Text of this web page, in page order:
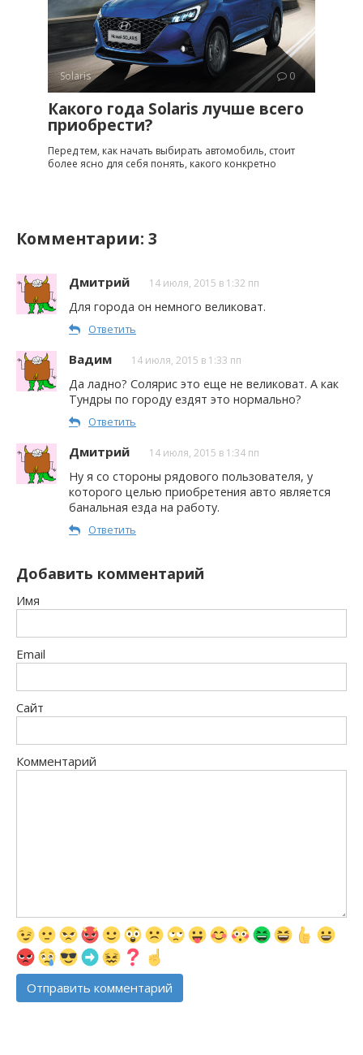
Solaris 0
Какого года Solaris лучше всего
приобрести?
Перед тем, как начать выбирать автомобиль, стоит
более ясно для себя понять, какого конкретно
Комментарии: 3
Дмитрий 14 июля, 2015 в 1:32 пп
Для города он немного великоват.
Ответить
Вадим 14 июля, 2015 в 1:33 пп
Да ладно? Солярис это еще не великоват. А как
Тундры по городу ездят это нормально?
Ответить
Дмитрий 14 июля, 2015 в 1:34 пп
Ну я со стороны рядового пользователя, у
которого целью приобретения авто является
банальная езда на работу.
Ответить
Добавить комментарий
Имя
Email
Сайт
Комментарий